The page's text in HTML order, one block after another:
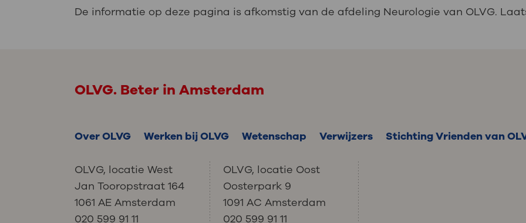
De informatie op deze pagina is afkomstig van de afdeling Neurologie van OLVG.
OLVG. Beter in Amsterdam
Over OLVG Werken bij OLVG Wetenschap Verwijzers Stichting Vrienden van
OLVG, locatie West
Jan Tooropstraat 164
1061 AE Amsterdam
020 599 91 11
OLVG, locatie Oost
Oosterpark 9
1091 AC Amsterdam
020 599 91 11